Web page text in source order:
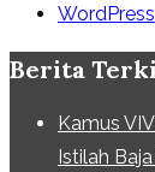
Berita
Kamus
Istilah